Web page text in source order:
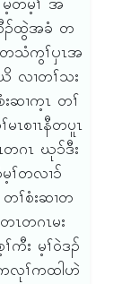
တမ့ၢ် အ
ဆီၣ်ထွဲအခံ တ
တသံကွၢ်ၦၤအ
လၢတၢ်သး
ဆၢက့ၤ တၢ်
စၢၤနီတပူၤ
ဂၤ ဃု၁်ဒီး
ၢ်တလၢ၁်
ၢ်စံးဆၢတ
တဂၤမး
း မ့ၢ်ဝဲဒၣ်
ကလုၢ်ကထါဟဲ